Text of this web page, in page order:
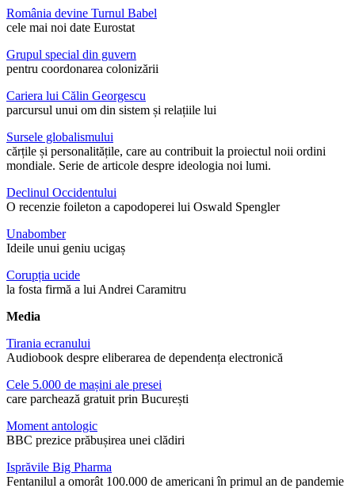
România devine Turnul Babel
cele mai noi date Eurostat
Grupul special din guvern
pentru coordonarea colonizării
Cariera lui Călin Georgescu
parcursul unui om din sistem și relațiile lui
Sursele globalismului
cărțile și personalitățile, care au contribuit la proiectul noii ordini
mondiale. Serie de articole despre ideologia noi lumi.
Declinul Occidentului
O recenzie foileton a capodoperei lui Oswald Spengler
Unabomber
Ideile unui geniu ucigaș
Corupția ucide
la fosta firmă a lui Andrei Caramitru
Media
Tirania ecranului
Audiobook despre eliberarea de dependența electronică
Cele 5.000 de mașini ale presei
care parchează gratuit prin București
Moment antologic
BBC prezice prăbușirea unei clădiri
Isprăvile Big Pharma
Fentanilul a omorât 100.000 de americani în primul an de pandemie